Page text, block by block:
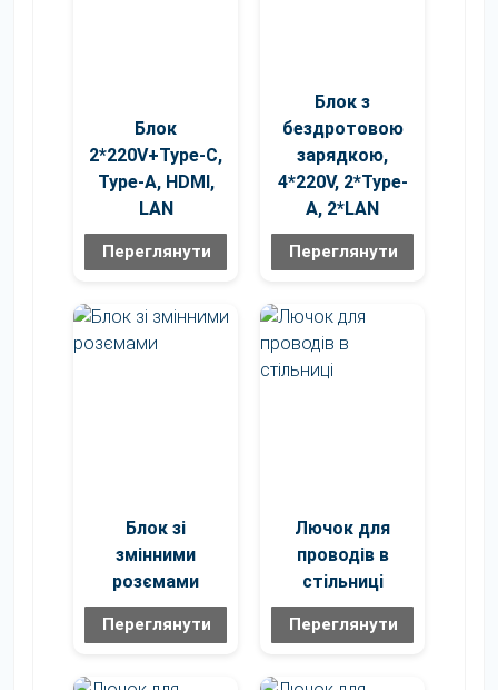
Блок
2*220V+Type-C,
Type-A, HDMI,
LAN
Переглянути
Блок з
бездротовою
зарядкою,
4*220V, 2*Type-
A, 2*LAN
Переглянути
Блок зі
змінними
розємами
Переглянути
Лючок для
проводів в
стільниці
Переглянути